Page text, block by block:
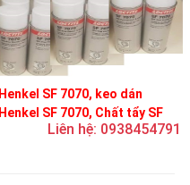
Henkel SF 7070, keo dán
Henkel SF 7070, Chất tẩy SF
Liên hệ: 0938454791